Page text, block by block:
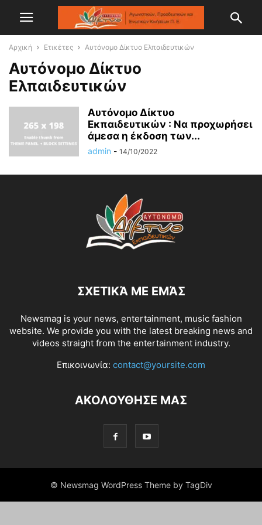
Αρχική Ετικέτες Αυτόνομο Δίκτυο Ελπαιδευτικών
Αυτόνομο Δίκτυο
Ελπαιδευτικών
Αυτόνομο Δίκτυο
Εκπαιδευτικών : Να προχωρήσει
άμεσα η έκδοση των...
admin - 14/10/2022
ΣΧΕΤΙΚΆ ΜΕ ΕΜΆΣ
Newsmag is your news, entertainment, music fashion
website. We provide you with the latest breaking news and
videos straight from the entertainment industry.
Επικοινωνία: contact@yoursite.com
ΑΚΟΛΟΥΘΗΣΕ ΜΑΣ
© Newsmag WordPress Theme by TagDiv